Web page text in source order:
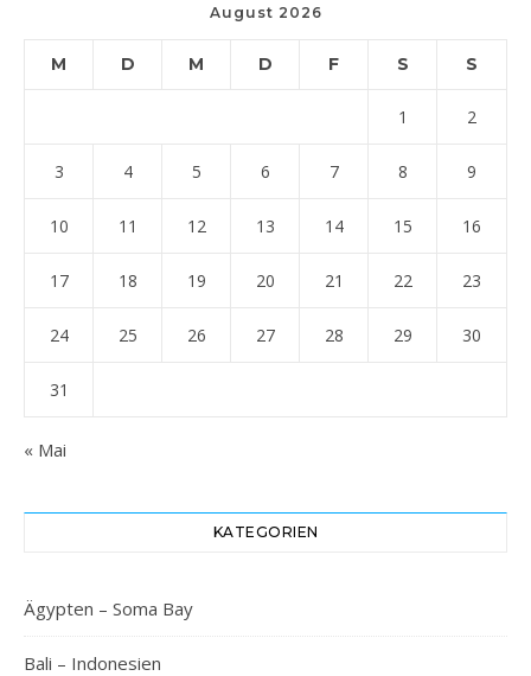
August 2026
M D M D F S S
1 2
3 4 5 6 7 8 9
10 11 12 13 14 15 16
17 18 19 20 21 22 23
24 25 26 27 28 29 30
31
« Mai
KATEGORIEN
Ägypten – Soma Bay
Bali – Indonesien